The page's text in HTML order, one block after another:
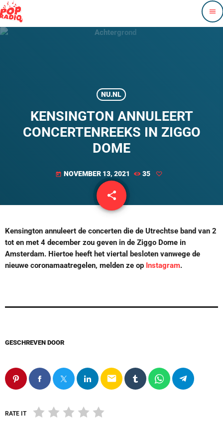
menu
NU.NL
KENSINGTON ANNULEERT
CONCERTENREEKS IN ZIGGO
DOME
today NOVEMBER 13, 2021 35
share
email
Kensington annuleert de concerten die de Utrechtse band van 2
tot en met 4 december zou geven in de Ziggo Dome in
Amsterdam. Hiertoe heeft het viertal besloten vanwege de
nieuwe coronamaatregelen, melden ze op Instagram.
GESCHREVEN DOOR
email
RATE IT